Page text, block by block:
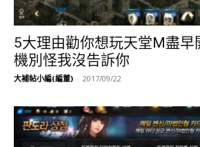
5大理由勸你想玩天堂M盡早
機別怪我沒告訴你
大補帖小編(編董) - 2017/09/22